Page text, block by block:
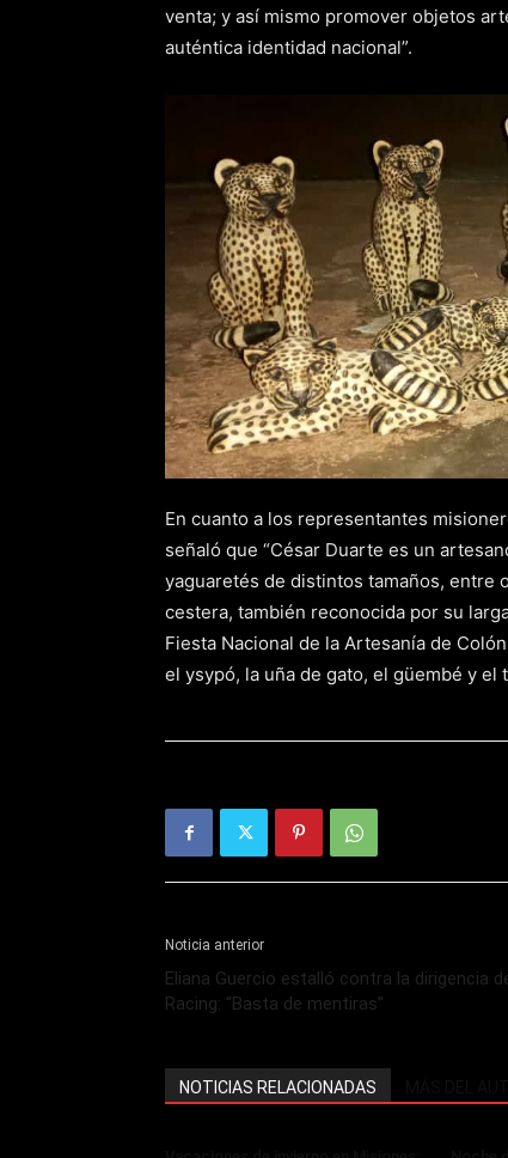
venta; y así mismo promover objetos
auténtica identidad nacional”.
En cuanto a los representantes
señaló que “César Duarte es un
yaguaretés de distintos tamaños, entre
cestera, también reconocida por su
Fiesta Nacional de la Artesanía de
el ysypó, la uña de gato, el güembé y el
Noticia anterior
Eliana Guercio estalló contra la dirigencia
Racing: “Basta de mentiras”
NOTICIAS RELACIONADAS